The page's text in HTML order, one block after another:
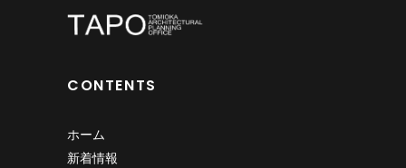
CONTENTS
ホーム
新着情報